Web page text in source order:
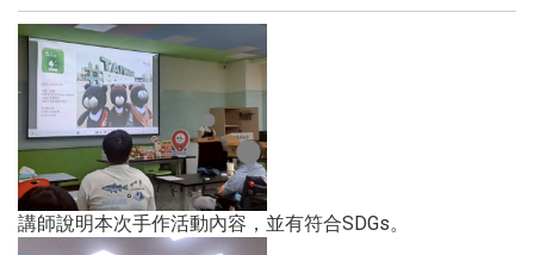
講師說明本次手作活動內容，並有符合SDGs。